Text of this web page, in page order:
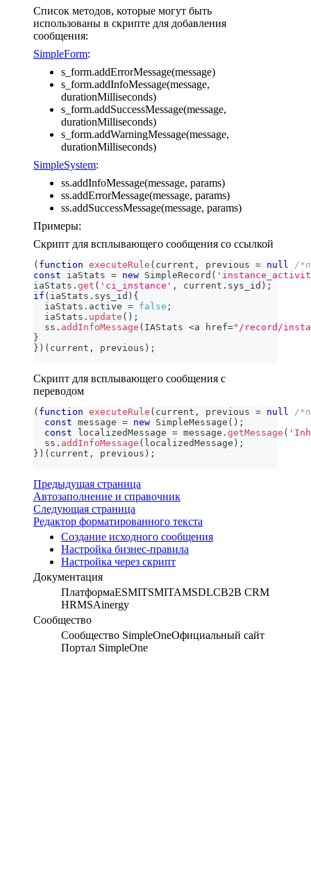
Список методов, которые могут быть
использованы в скрипте для добавления
сообщения:
SimpleForm:
s_form.addErrorMessage(message)
s_form.addInfoMessage(message,
durationMilliseconds)
s_form.addSuccessMessage(message,
durationMilliseconds)
s_form.addWarningMessage(message,
durationMilliseconds)
SimpleSystem:
ss.addInfoMessage(message, params)
ss.addErrorMessage(message, params)
ss.addSuccessMessage(message, params)
Примеры:
Скрипт для всплывающего сообщения со ссылкой
( function executeRule ( current , previous = null
/
const iaStats = new SimpleRecord (
iaStats . get ( 'ci_instance' , current . sys_id ) ;
if ( iaStats . sys_id ) {
  iaStats
. active = false ;
  iaStats
. update ( ) ;
  ss
. addInfoMessage ( IAStats <a href="/record/
}
} ) ( current , previous ) ;
Скрипт для всплывающего сообщения с
переводом
( function executeRule ( current , previous = null
/
const message = new SimpleMessage ( ) ;
const localizedMessage = message . getMessage (
  ss
. addInfoMessage ( localizedMessage ) ;
} ) ( current , previous ) ;
Предыдущая страница
Автозаполнение и справочник
Следующая страница
Редактор форматированного текста
Создание исходного сообщения
Настройка бизнес-правила
Настройка через скрипт
Документация
ПлатформаESMITSMITAMSDLCB2B CRM
HRMSAinergy
Сообщество
Сообщество SimpleOneОфициальный сайт
Портал SimpleOne